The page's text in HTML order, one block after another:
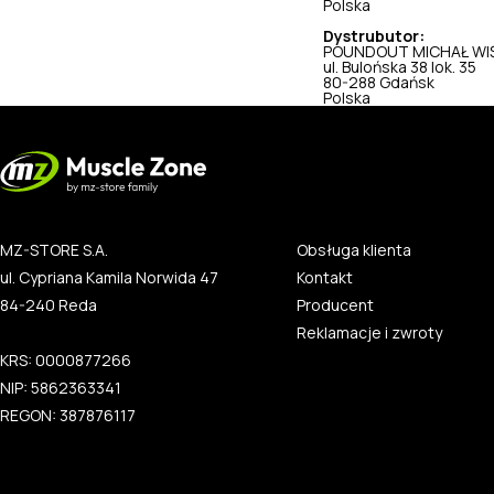
Polska
Dystrubutor:
POUNDOUT MICHAŁ
ul. Bulońska 38 lok. 35
80-288 Gdańsk
Polska
MZ-STORE S.A.
ul. Cypriana Kamila Norwida 47
84-240 Reda
KRS: 0000877266
NIP: 5862363341
REGON: 387876117
Obsługa klienta
Kontakt
Producent
Reklamacje i zwroty